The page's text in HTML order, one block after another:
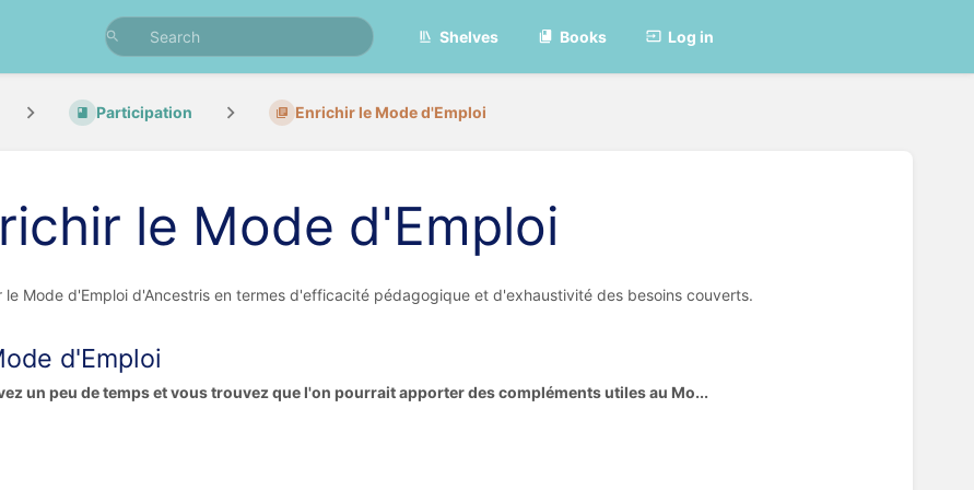
Shelves Books Log in
Participation Enrichir le Mode d'Emploi
le Mode d'Emploi
le Mode d'Emploi d'Ancestris en termes d'efficacité pédagogique et d'exhaustivité des besoins couverts.
d'Emploi
un peu de temps et vous trouvez que l'on pourrait apporter des compléments utiles au Mo...